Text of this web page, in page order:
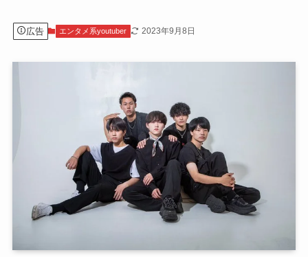
広告 エンタメ系youtuber 2023年9月8日